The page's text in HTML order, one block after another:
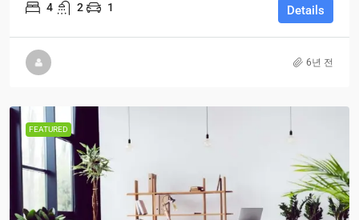
4 2 1 Details
6년 전
FEATURED